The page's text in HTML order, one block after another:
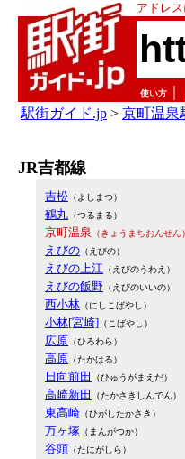
アドレ
使い方
駅街ガイド.jp > 京町温泉
JR吉都線
吉松 （よしまつ）
鶴丸 （つるまる）
京町温泉 （きょうまちおんせん）
えびの （えびの）
えびの上江 （えびのうわえ）
えびの飯野 （えびのいいの）
西小林 （にしこばやし）
小林[宮崎] （こばやし）
広原 （ひろわら）
高原 （たかはる）
日向前田 （ひゅうがまえだ）
高崎新田 （たかさきしんでん）
東高崎 （ひがしたかさき）
万ヶ塚 （まんがつか）
谷頭 （たにがしら）